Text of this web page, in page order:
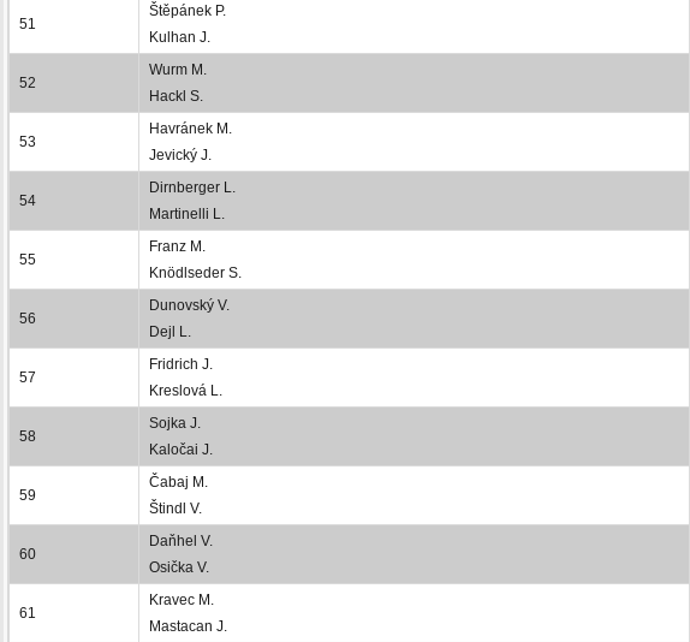
51
Štěpánek P.
Kulhan J.
52
Wurm M.
Hackl S.
53
Havránek M.
Jevický J.
54
Dirnberger L.
Martinelli L.
55
Franz M.
Knödlseder S.
56
Dunovský V.
Dejl L.
57
Fridrich J.
Kreslová L.
58
Sojka J.
Kaločai J.
59
Čabaj M.
Štindl V.
60
Daňhel V.
Osička V.
61
Kravec M.
Mastacan J.